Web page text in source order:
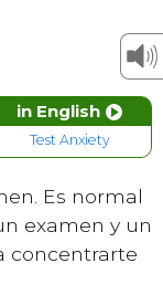
in English
Test Anxiety
Es normal
examen y un
concentrarte